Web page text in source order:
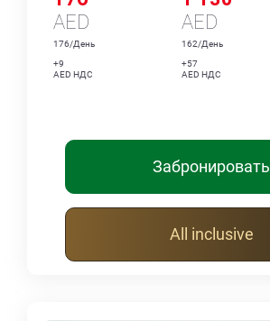
AED
176/День
+9
AED НДС
AED
162/День
+57
AED НДС
Забронировать
All inclusive